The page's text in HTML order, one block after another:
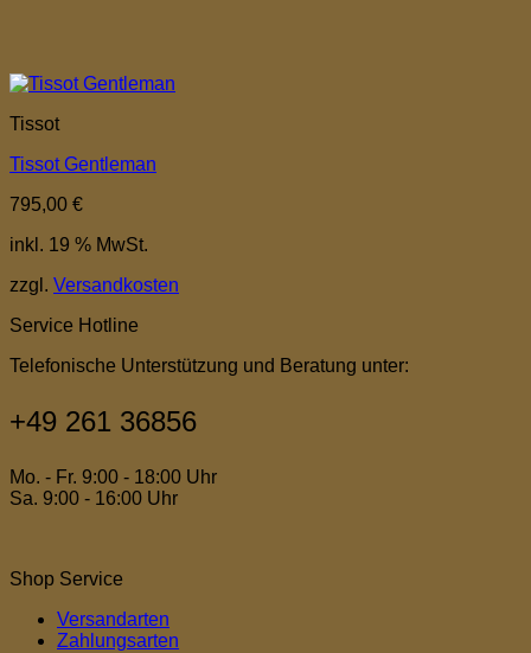
Tissot
Tissot Gentleman
795,00 €
inkl. 19 % MwSt.
zzgl. Versandkosten
Service Hotline
Telefonische Unterstützung und Beratung unter:
+49 261 36856
Mo. - Fr. 9:00 - 18:00 Uhr
Sa. 9:00 - 16:00 Uhr
Shop Service
Versandarten
Zahlungsarten